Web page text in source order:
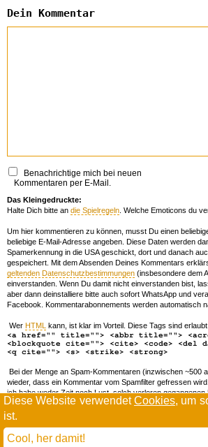
Diese Website verwendetCookies, um
ist.
Cool, her damit!
Dein Kommentar
Benachrichtige mich bei neuen
Kommentaren per E-Mail.
Das Kleingedruckte:
Halte Dich bitte an die Spielregeln . Welche Emoticons du
Um hier kommentieren zu können, musst Du einen
beliebige E-Mail-Adresse angeben. Diese Daten werden
Spamerkennung in die USA geschickt, dort und danach
gespeichert. Mit dem Absenden Deines Kommentars
geltenden Datenschutzbestimmungen (insbesondere dem
einverstanden. Wenn Du damit nicht einverstanden bist,
aber dann deinstalliere bitte auch sofort WhatsApp und
Facebook. Kommentarabonnements werden automatisch
Wer HTML kann, ist klar im Vorteil. Diese Tags sind erlaubt:
<a href="" title=""> <abbr title="">
<blockquote cite=""> <cite> <code> <del
<q cite=""> <s> <strike> <strong>
Bei der Menge an Spam-Kommentaren (inzwischen ~500
wieder, dass ein Kommentar vom Spamfilter gefressen
ich habe weder Zeit noch Lust, solch verloren
forschen. Wenn das öfters passiert, schreib' mir 'ne Mail
todamax rennt auf